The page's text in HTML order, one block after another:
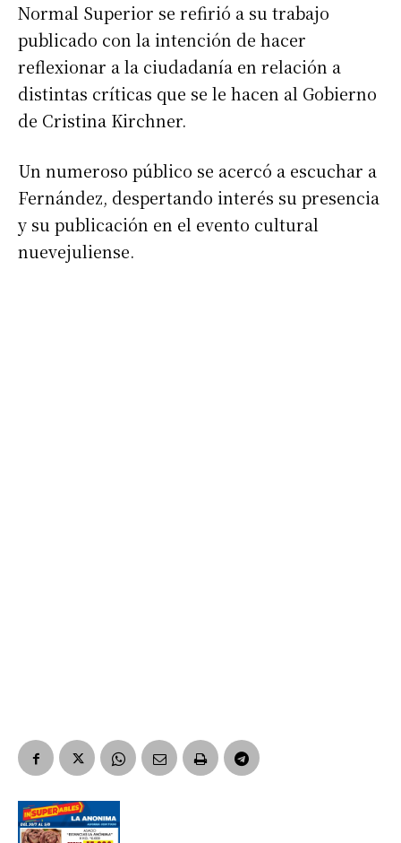
Suscribirme gratis
Normal Superior se refirió a su trabajo
publicado con la intención de hacer
reflexionar a la ciudadanía en relación a
distintas críticas que se le hacen al Gobierno
de Cristina Kirchner.
Un numeroso público se acercó a escuchar a
Fernández, despertando interés su presencia
y su publicación en el evento cultural
nuevejuliense.